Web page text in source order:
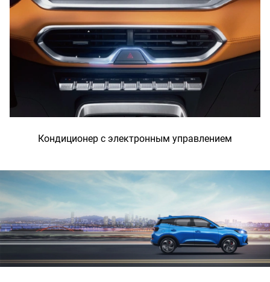
Кондиционер с электронным управлением